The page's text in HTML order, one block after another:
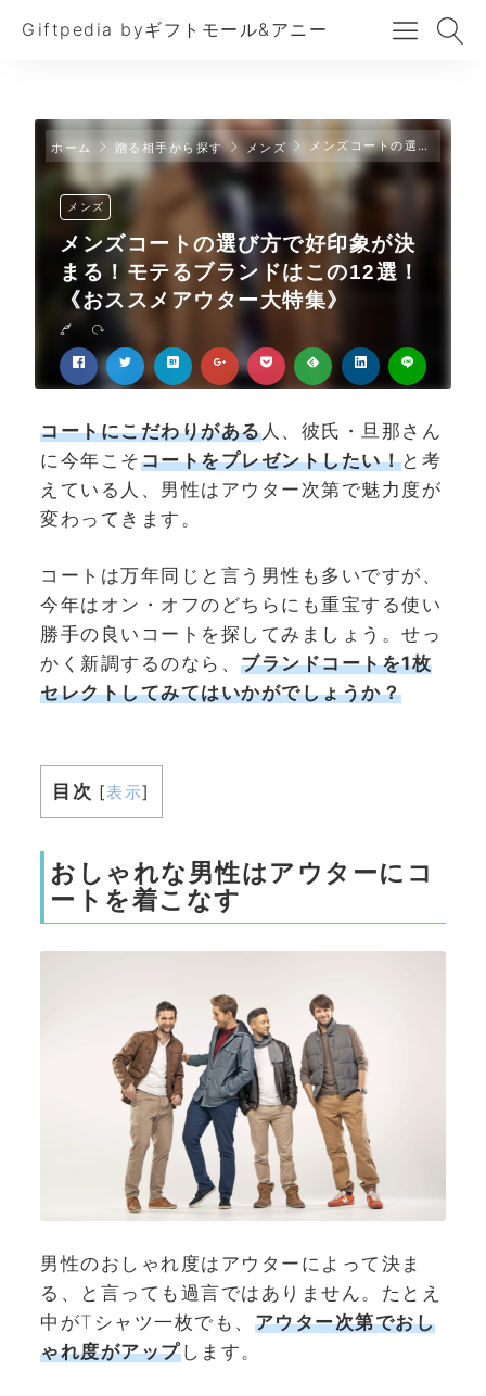
Giftpedia byギフトモール&アニー
ホーム 贈る相手から探す メンズ メンズコートの選び方で好印象が決まる！モテるブランドはこの12選！《おススメアウター大特集》
メンズ
メンズコートの選び方で好印象が決
まる！モテるブランドはこの12選！
《おススメアウター大特集》
コートにこだわりがある人、彼氏・旦那さん
に今年こそコートをプレゼントしたい！と考
えている人、男性はアウター次第で魅力度が
変わってきます。
コートは万年同じと言う男性も多いですが、
今年はオン・オフのどちらにも重宝する使い
勝手の良いコートを探してみましょう。せっ
かく新調するのなら、 ブランドコートを1枚
セレクトしてみてはいかがでしょうか？
目次 [表示]
おしゃれな男性はアウターにコ
ートを着こなす
男性のおしゃれ度はアウターによって決ま
る、と言っても過言ではありません。たとえ
中がTシャツ一枚でも、 アウター次第でおし
ゃれ度がアップします。